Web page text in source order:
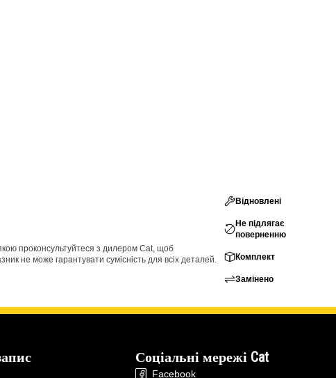
проконсультуйтеся з дилером Cat, щоб
не може гарантувати сумісність для всіх деталей.
Відновлені
Не підлягає
поверненню
Комплект
Замінено
Соціальні мережі Cat
Facebook